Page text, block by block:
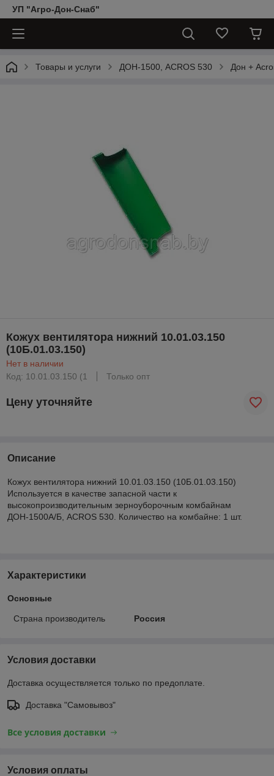
УП "Агро-Дон-Снаб"
Товары и услуги ДОН-1500, АCROS 530 Дон +
Кожух вентилятора нижний 10.01.03.150
(10Б.01.03.150)
Нет в наличии
Код: 10.01.03.150 (1
Только опт
Цену уточняйте
Описание
Кожух вентилятора нижний 10.01.03.150 (10Б.01.03.150)
Используется в качестве запасной части к
высокопроизводительным зерноуборочным комбайнам
ДОН-1500А/Б, ACROS 530. Количество на комбайне: 1 шт.
Характеристики
Основные
Страна производитель Россия
Условия доставки
Доставка осуществляется только по предоплате.
Доставка "Самовывоз"
Все условия доставки
Условия оплаты